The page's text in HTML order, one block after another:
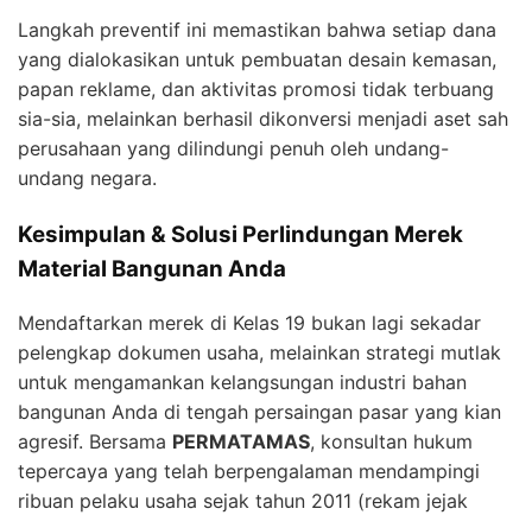
Langkah preventif ini memastikan bahwa setiap dana
yang dialokasikan untuk pembuatan desain kemasan,
papan reklame, dan aktivitas promosi tidak terbuang
sia-sia, melainkan berhasil dikonversi menjadi aset sah
perusahaan yang dilindungi penuh oleh undang-
undang negara.
Kesimpulan & Solusi Perlindungan Merek
Material Bangunan Anda
Mendaftarkan merek di Kelas 19 bukan lagi sekadar
pelengkap dokumen usaha, melainkan strategi mutlak
untuk mengamankan kelangsungan industri bahan
bangunan Anda di tengah persaingan pasar yang kian
agresif. Bersama PERMATAMAS, konsultan hukum
tepercaya yang telah berpengalaman mendampingi
ribuan pelaku usaha sejak tahun 2011 (rekam jejak